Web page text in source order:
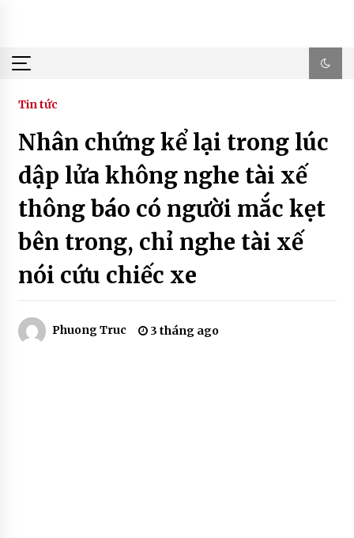
Tin tức
Nhân chứng kể lại trong lúc
dập lửa không nghe tài xế
thông báo có người mắc kẹt
bên trong, chỉ nghe tài xế
nói cứu chiếc xe
Phuong Truc 3 tháng ago